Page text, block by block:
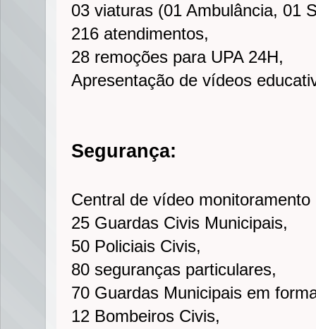
03 viaturas (01 Ambulância, 01
216 atendimentos,
28 remoções para UPA 24H,
Apresentação de vídeos
Segurança:
Central de vídeo
25 Guardas Civis Municipais,
50 Policiais Civis,
80 seguranças particulares,
70 Guardas Municipais em
12 Bombeiros Civis,